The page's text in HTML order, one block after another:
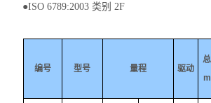
●ISO 6789:2003 类别 2F
编号 型号 量程 驱动